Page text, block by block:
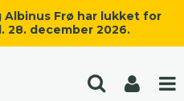
Frø har lukket for
28. december 2026.